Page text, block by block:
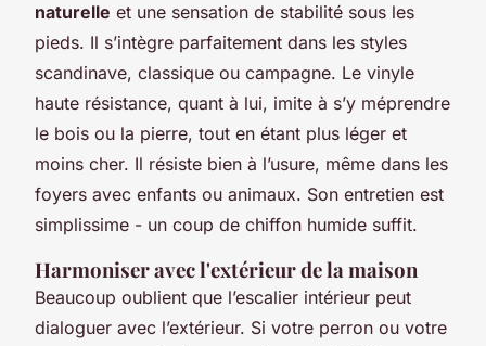
naturelle et une sensation de stabilité sous les
pieds. Il s’intègre parfaitement dans les styles
scandinave, classique ou campagne. Le vinyle
haute résistance, quant à lui, imite à s’y méprendre
le bois ou la pierre, tout en étant plus léger et
moins cher. Il résiste bien à l’usure, même dans les
foyers avec enfants ou animaux. Son entretien est
simplissime - un coup de chiffon humide suffit.
Harmoniser avec l'extérieur de la maison
Beaucoup oublient que l’escalier intérieur peut
dialoguer avec l’extérieur. Si votre perron ou votre